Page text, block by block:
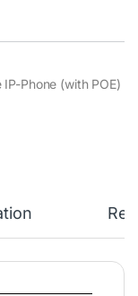
Phone (with POE)